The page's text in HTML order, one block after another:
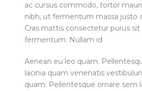
ac cursus commodo, tortor
nibh, ut fermentum massa justo
Cras mattis consectetur purus
fermentum. Nullam id
Aenean eu leo quam.
lacinia quam venenatis
quam. Pellentesque ornare sem